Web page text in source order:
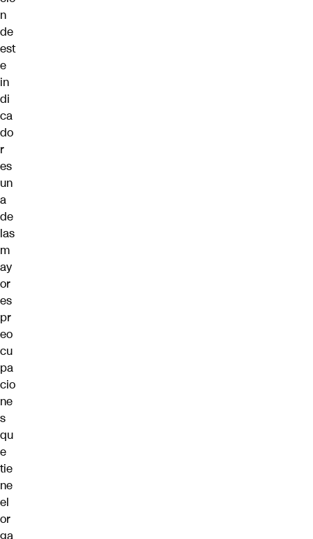
n
de
est
e
in
di
ca
do
r
es
un
a
de
las
m
ay
or
es
pr
eo
cu
pa
cio
ne
s
qu
e
tie
ne
el
or
ga